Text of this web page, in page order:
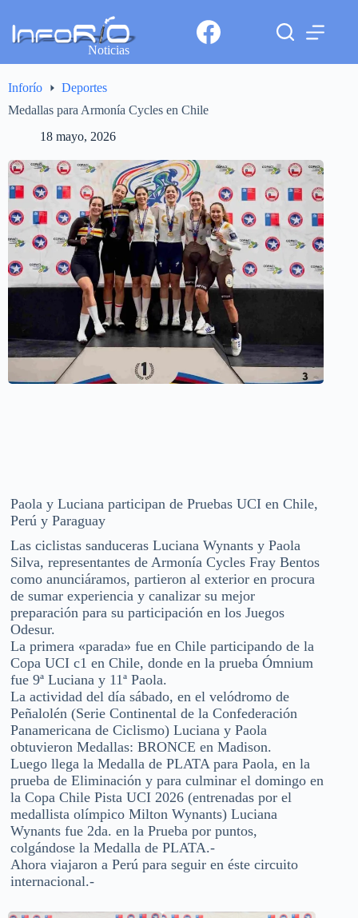
Noticias
Inforío
Deportes
Medallas para Armonía Cycles en Chile
18 mayo, 2026
Paola y Luciana participan de Pruebas UCI en Chile,
Perú y Paraguay
Las ciclistas sanduceras Luciana Wynants y Paola
Silva, representantes de Armonía Cycles Fray Bentos
como anunciáramos, partieron al exterior en procura
de sumar experiencia y canalizar su mejor
preparación para su participación en los Juegos
Odesur.
La primera «parada» fue en Chile participando de la
Copa UCI c1 en Chile, donde en la prueba Ómnium
fue 9ª Luciana y 11ª Paola.
La actividad del día sábado, en el velódromo de
Peñalolén (Serie Continental de la Confederación
Panamericana de Ciclismo) Luciana y Paola
obtuvieron Medallas: BRONCE en Madison.
Luego llega la Medalla de PLATA para Paola, en la
prueba de Eliminación y para culminar el domingo en
la Copa Chile Pista UCI 2026 (entrenadas por el
medallista olímpico Milton Wynants) Luciana
Wynants fue 2da. en la Prueba por puntos,
colgándose la Medalla de PLATA.-
Ahora viajaron a Perú para seguir en éste circuito
internacional.-